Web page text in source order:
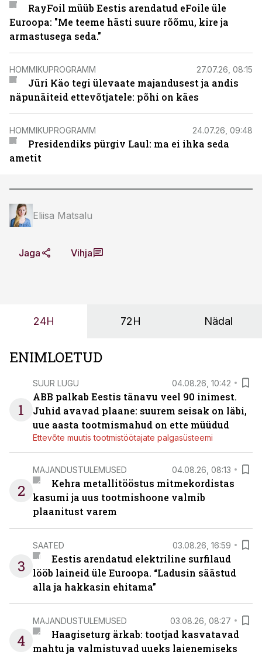
RayFoil müüb Eestis arendatud eFoile üle
Euroopa: "Me teeme hästi suure rõõmu, kire ja
armastusega seda."
HOMMIKUPROGRAMM 27.07.26, 08:15
Jüri Käo tegi ülevaate majandusest ja andis
näpunäiteid ettevõtjatele: põhi on käes
HOMMIKUPROGRAMM 24.07.26, 09:48
Presidendiks pürgiv Laul: ma ei ihka seda
ametit
Eliisa Matsalu
Jaga Vihja
24H 72H Nädal
ENIMLOETUD
1
SUUR LUGU 04.08.26, 10:42
ABB palkab Eestis tänavu veel 90 inimest.
Juhid avavad plaane: suurem seisak on läbi,
uue aasta tootmismahud on ette müüdud
Ettevõte muutis tootmistöötajate palgasüsteemi
2
MAJANDUSTULEMUSED 04.08.26, 08:13
Kehra metallitööstus mitmekordistas
kasumi ja uus tootmishoone valmib
plaanitust varem
3
SAATED 03.08.26, 16:59
Eestis arendatud elektriline surfilaud
lööb laineid üle Euroopa. “Ladusin säästud
alla ja hakkasin ehitama”
4
MAJANDUSTULEMUSED 03.08.26, 08:27
Haagiseturg ärkab: tootjad kasvatavad
mahtu ja valmistuvad uueks laienemiseks